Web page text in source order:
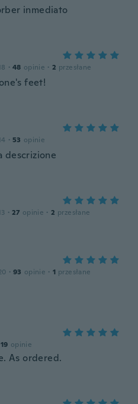
inmediato
· 48 opinie · 2 przesłane
feet!
· 53 opinie
descrizione
· 27 opinie · 2 przesłane
· 93 opinie · 1 przesłane
19 opinie
As ordered.